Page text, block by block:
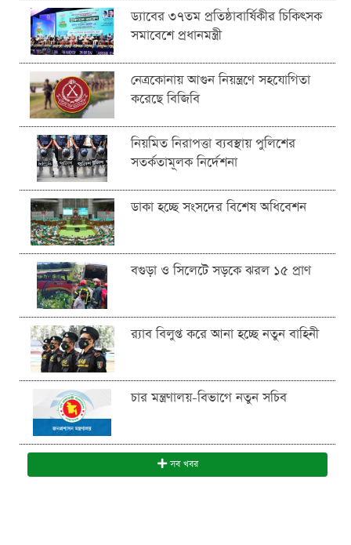
ড্যাবের ৩৭তম প্রতিষ্ঠাবার্ষিকীর চিকিৎসক
সমাবেশে প্রধানমন্ত্রী
নেত্রকোনায় আগুন নিয়ন্ত্রণে সহযোগিতা
করেছে বিজিবি
নিয়মিত নিরাপত্তা ব্যবস্থায় পুলিশের
সতর্কতামূলক নির্দেশনা
ডাকা হচ্ছে সংসদের বিশেষ অধিবেশন
বগুড়া ও সিলেটে সড়কে ঝরল ১৫ প্রাণ
র‍্যাব বিলুপ্ত করে আনা হচ্ছে নতুন বাহিনী
চার মন্ত্রণালয়-বিভাগে নতুন সচিব
সব খবর